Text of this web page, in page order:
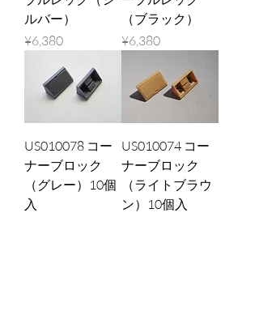
ルバー）
Price
¥6,380
（ブラック）
Price
¥6,380
US010078 コー
ナーブロック
（グレー）10個
入
US010074 コー
ナーブロック
（ライトブラウ
ン）10個入